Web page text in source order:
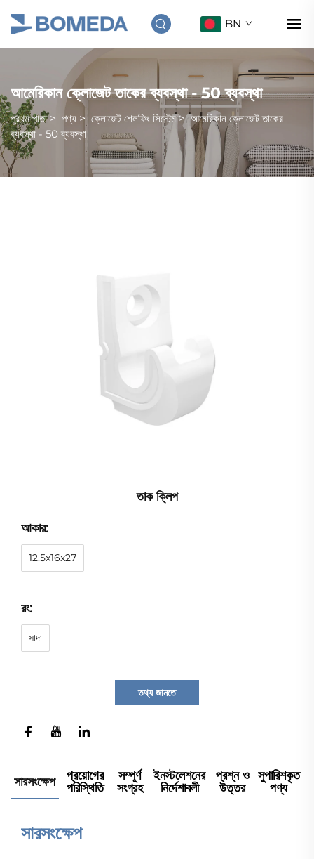
BN
আমেরিকান ক্লোজেট তাকের ব্যবস্থা - 50 ব্যবস্থা
প্রথম পাতা> পণ্য > ক্লোজেট শেলফিং সিস্টেম>আমেরিকান ক্লোজেট তাকের
ব্যবস্থা - 50 ব্যবস্থা
তাক ক্লিপ
আকার:
12.5x16x27
রং:
সাদা
তথ্য জানতে
সারসংক্ষেপ
প্রয়োগের
পরিস্থিতি
সম্পূর্ণ
সংগ্রহ
ইনস্টলেশনের
নির্দেশাবলী
প্রশ্ন ও
উত্তর
সুপারিশকৃত
পণ্য
সারসংক্ষেপ